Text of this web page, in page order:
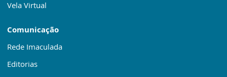
Vela Virtual
Comunicação
Rede Imaculada
Editorias